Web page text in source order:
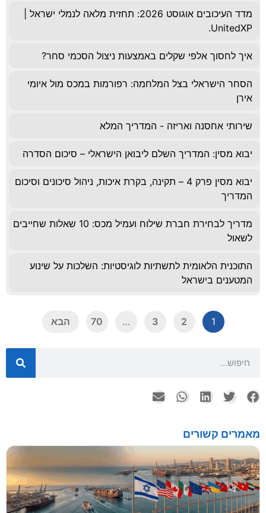
מאמרים קשורים
מדד העיכובים אוגוסט 2026: תחזית מלאה לנמלי ישראל |
UnitedXP.
איך לחסוך אלפי שקלים באמצעות ניצול הסכמי סחר?
הסחר הישראלי בצל המלחמה: רפורמות במכס מול איומי
אירן
שירותי אחסנה ואריזה - המדריך המלא
יבוא מסין: המדריך השלם ליבואן הישראלי – סיכום הסדרה
יבוא מסין פרק 4 – תקינה, בקרת איכות, ניהול סיכונים וסיכום
המדריך
מדריך לבחירת חברת שילוח ועמיל מכס: 10 שאלות שחייבים
לשאול
התוכנית הלאומית לתשתיות לוגיסטיות: השלכות על שינוע
המטענים בישראל
1
2
3
…
70 הבא